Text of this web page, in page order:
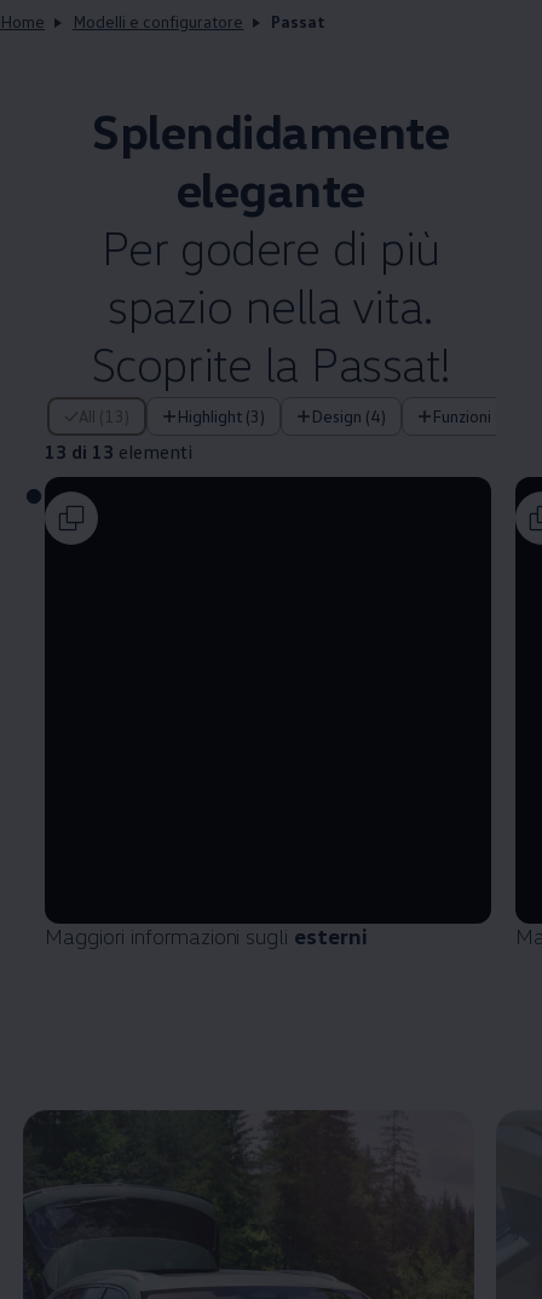
Home Modelli e configuratore Passat
Splendidamente
elegante
Per godere di più
spazio nella vita.
Scoprite la Passat!
All (13) Highlight (3) Design (4) Funzioni
13 di 13 elementi
13 di 13 elementi
Maggiori informazioni sugli esterni
Enable fullscreen mode